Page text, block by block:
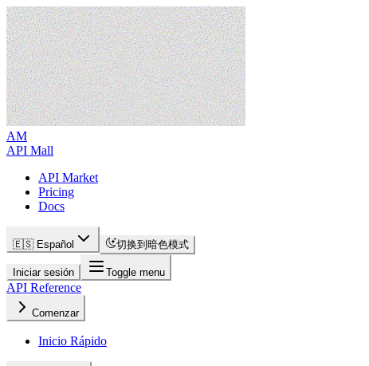
AM
API Mall
API Market
Pricing
Docs
🇪🇸 Español 切换到暗色模式
Iniciar sesión Toggle menu
API Reference
Comenzar
Inicio Rápido